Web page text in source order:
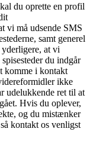
du oprette en profil
vi må udsende SMS
samt generel
at vi
du indgår
komme i kontakt
ikke
udelukkende ret til at
Hvis du oplever,
og du mistænker
kontakt os venligst